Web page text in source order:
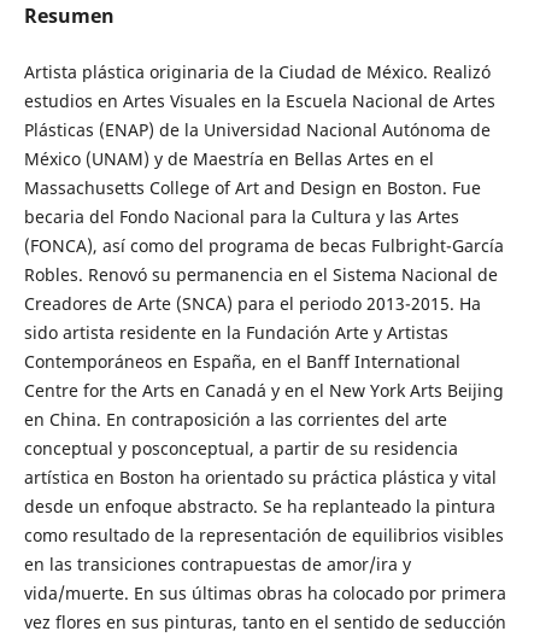
Resumen
Artista plástica originaria de la Ciudad de México. Realizó
estudios en Artes Visuales en la Escuela Nacional de Artes
Plásticas (ENAP) de la Universidad Nacional Autónoma de
México (UNAM) y de Maestría en Bellas Artes en el
Massachusetts College of Art and Design en Boston. Fue
becaria del Fondo Nacional para la Cultura y las Artes
(FONCA), así como del programa de becas Fulbright-García
Robles. Renovó su permanencia en el Sistema Nacional de
Creadores de Arte (SNCA) para el periodo 2013-2015. Ha
sido artista residente en la Fundación Arte y Artistas
Contemporáneos en España, en el Banff International
Centre for the Arts en Canadá y en el New York Arts Beijing
en China. En contraposición a las corrientes del arte
conceptual y posconceptual, a partir de su residencia
artística en Boston ha orientado su práctica plástica y vital
desde un enfoque abstracto. Se ha replanteado la pintura
como resultado de la representación de equilibrios visibles
en las transiciones contrapuestas de amor/ira y
vida/muerte. En sus últimas obras ha colocado por primera
vez flores en sus pinturas, tanto en el sentido de seducción